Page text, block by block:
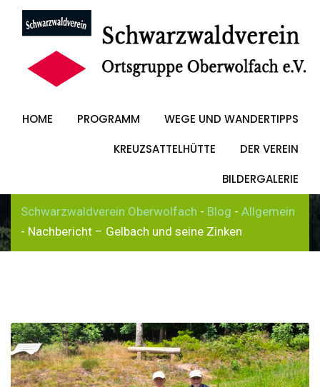
HOME PROGRAMM
WEGE UND WANDERTIPPS
KREUZSATTELHÜTTE
DER VEREIN
BILDERGALERIE
Nachbericht –
Gelbach und seine
Zinken
Schwarzwaldverein Oberwolfach - Blog - Allgemein
- Nachbericht – Gelbach und seine Zinken